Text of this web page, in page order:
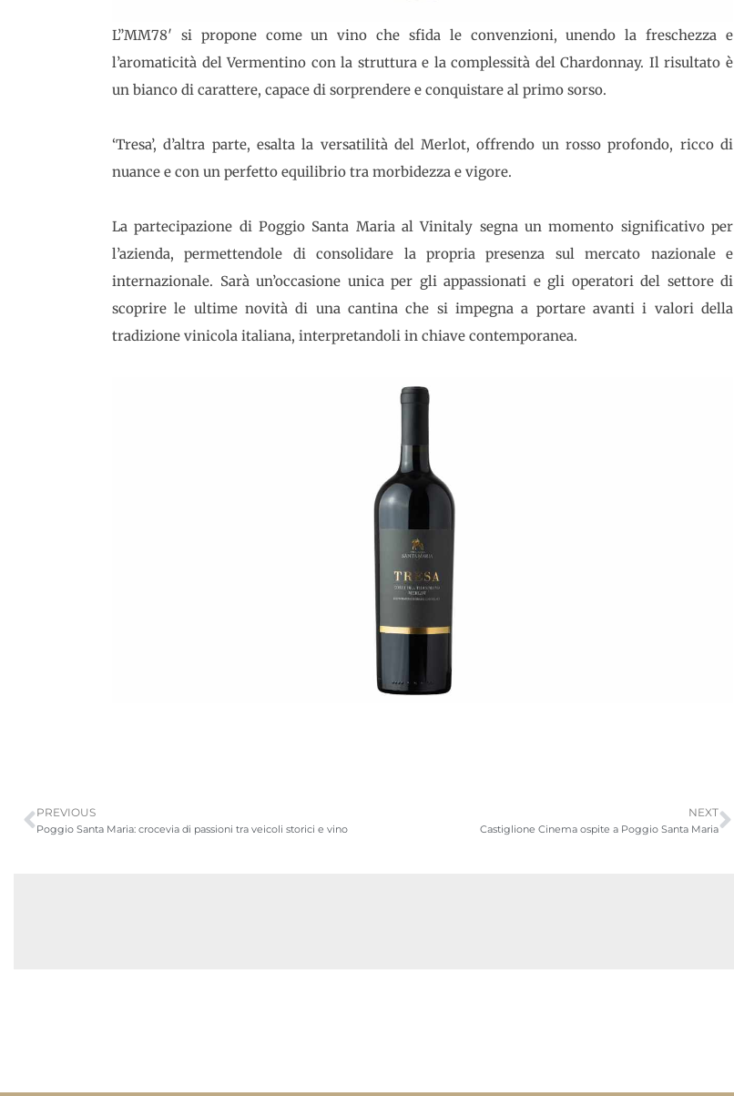
L”MM78′ si propone come un vino che sfida le convenzioni, unendo la freschezza e
l’aromaticità del Vermentino con la struttura e la complessità del Chardonnay. Il risultato è
un bianco di carattere, capace di sorprendere e conquistare al primo sorso.
‘Tresa’, d’altra parte, esalta la versatilità del Merlot, offrendo un rosso profondo, ricco di
nuance e con un perfetto equilibrio tra morbidezza e vigore.
La partecipazione di Poggio Santa Maria al Vinitaly segna un momento significativo per
l’azienda, permettendole di consolidare la propria presenza sul mercato nazionale e
internazionale. Sarà un’occasione unica per gli appassionati e gli operatori del settore di
scoprire le ultime novità di una cantina che si impegna a portare avanti i valori della
tradizione vinicola italiana, interpretandoli in chiave contemporanea.
PREVIOUS
Poggio Santa Maria: crocevia di passioni tra veicoli storici e vino
NEXT
Castiglione Cinema ospite a Poggio Santa Maria